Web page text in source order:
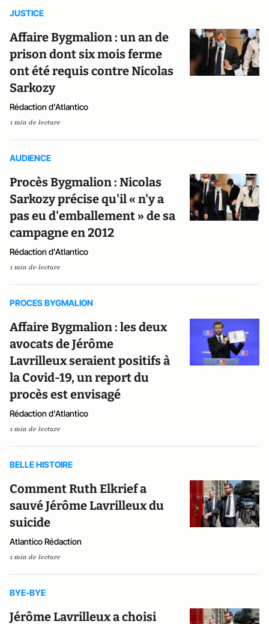
JUSTICE
Affaire Bygmalion : un an de
prison dont six mois ferme
ont été requis contre Nicolas
Sarkozy
Rédaction d'Atlantico
1 min de lecture
AUDIENCE
Procès Bygmalion : Nicolas
Sarkozy précise qu'il « n'y a
pas eu d'emballement » de sa
campagne en 2012
Rédaction d'Atlantico
1 min de lecture
PROCES BYGMALION
Affaire Bygmalion : les deux
avocats de Jérôme
Lavrilleux seraient positifs à
la Covid-19, un report du
procès est envisagé
Rédaction d'Atlantico
1 min de lecture
BELLE HISTOIRE
Comment Ruth Elkrief a
sauvé Jérôme Lavrilleux du
suicide
Atlantico Rédaction
1 min de lecture
BYE-BYE
Jérôme Lavrilleux a choisi